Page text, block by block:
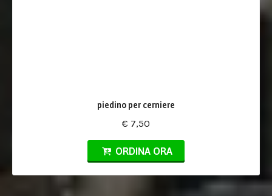
piedino per cerniere
€ 7,50
ORDINA ORA